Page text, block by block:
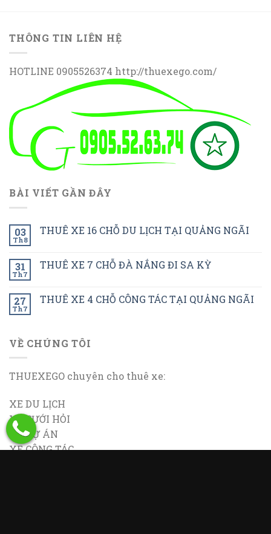
THÔNG TIN LIÊN HỆ
HOTLINE 0905526374 http://thuexego.com/
BÀI VIẾT GẦN ĐÂY
03
Th8
THUÊ XE 16 CHỖ DU LỊCH TẠI QUẢNG NGÃI
31
Th7
THUÊ XE 7 CHỖ ĐÀ NẮNG ĐI SA KỲ
27
Th7
THUÊ XE 4 CHỖ CÔNG TÁC TẠI QUẢNG NGÃI
VỀ CHÚNG TÔI
THUEXEGO chuyên cho thuê xe:
XE DU LỊCH
XE CƯỚI HỎI
XE DỰ ÁN
XE CÔNG TÁC